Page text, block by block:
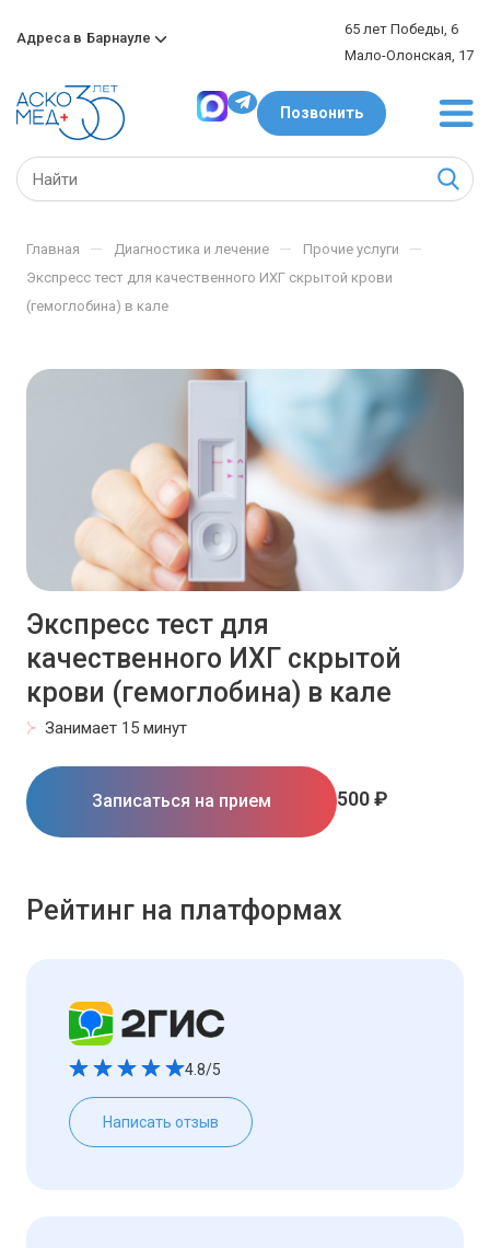
Адреса в Барнауле
65 лет Победы, 6
Мало-Олонская, 17
Позвонить
Главная — Диагностика и лечение — Прочие услуги —
Экспресс тест для качественного ИХГ скрытой крови
(гемоглобина) в кале
Экспресс тест для
качественного ИХГ скрытой
крови (гемоглобина) в кале
Занимает 15 минут
Записаться на прием 500 ₽
Рейтинг на платформах
4.8/5
Написать отзыв